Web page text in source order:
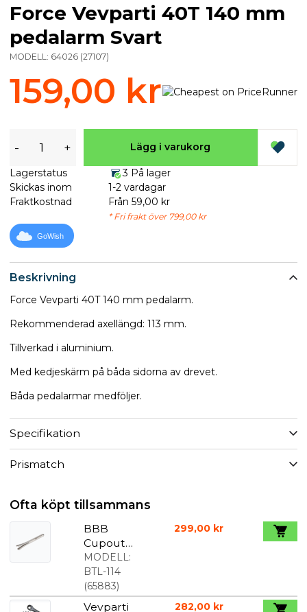
Beskrivning
Force Vevparti 40T 140 mm pedalarm.
Rekommenderad axellängd: 113 mm.
Tillverkad i aluminium.
Med kedjeskärm på båda sidorna av drevet.
Båda pedalarmar medföljer.
Specifikation
Prismatch
Force Vevparti 40T 140 mm
pedalarm Svart
MODELL: 64026 (27107)
159,00 kr
- + Lägg i varukorg
Lagerstatus
3 På lager
Skickas inom
1-2 vardagar
Fraktkostnad
Från 59,00 kr
* Fri frakt över 799,00 kr
GoWish
Ofta köpt tillsammans
BBB
Cupout
Utdragare
för
lagerskålar
och
MODELL:
BTL-114
(65883)
299,00 kr
Vevparti 282,00 kr